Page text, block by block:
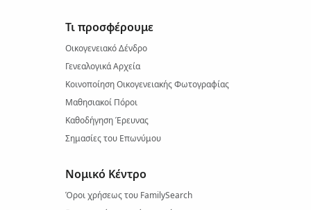
Τι προσφέρουμε
Οικογενειακό Δένδρο
Γενεαλογικά Αρχεία
Κοινοποίηση Οικογενειακής Φωτογραφίας
Μαθησιακοί Πόροι
Καθοδήγηση Έρευνας
Σημασίες του Επωνύμου
Νομικό Κέντρο
Όροι χρήσεως του FamilySearch